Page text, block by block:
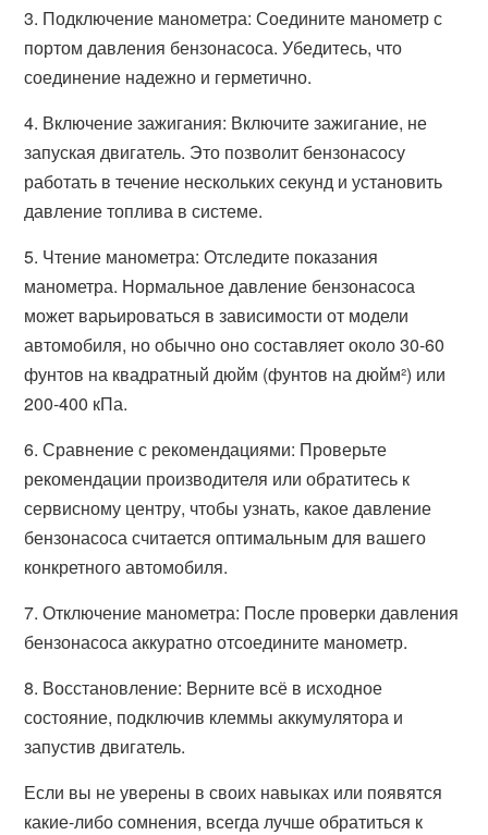
3. Подключение манометра: Соедините манометр с
портом давления бензонасоса. Убедитесь, что
соединение надежно и герметично.
4. Включение зажигания: Включите зажигание, не
запуская двигатель. Это позволит бензонасосу
работать в течение нескольких секунд и установить
давление топлива в системе.
5. Чтение манометра: Отследите показания
манометра. Нормальное давление бензонасоса
может варьироваться в зависимости от модели
автомобиля, но обычно оно составляет около 30-60
фунтов на квадратный дюйм (фунтов на дюйм²) или
200-400 кПа.
6. Сравнение с рекомендациями: Проверьте
рекомендации производителя или обратитесь к
сервисному центру, чтобы узнать, какое давление
бензонасоса считается оптимальным для вашего
конкретного автомобиля.
7. Отключение манометра: После проверки давления
бензонасоса аккуратно отсоедините манометр.
8. Восстановление: Верните всё в исходное
состояние, подключив клеммы аккумулятора и
запустив двигатель.
Если вы не уверены в своих навыках или появятся
какие-либо сомнения, всегда лучше обратиться к